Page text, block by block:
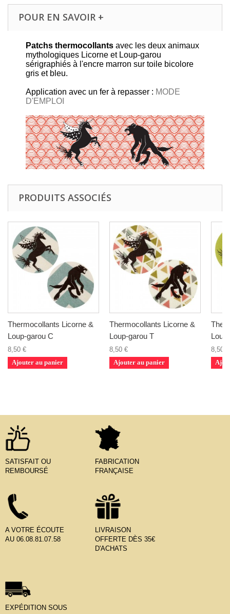
POUR EN SAVOIR +
Patchs thermocollants avec les deux animaux
mythologiques Licorne et Loup-garou
sérigraphiés à l'encre marron sur toile bicolore
gris et bleu.
Application avec un fer à repasser : MODE
D'EMPLOI
PRODUITS ASSOCIÉS
Thermocollants Licorne &
Loup-garou C
8,50 €
Ajouter au panier
Thermocollants Licorne &
Loup-garou T
8,50 €
Ajouter au panier
8,50 €
SATISFAIT OU
REMBOURSÉ
FABRICATION
FRANÇAISE
A VOTRE ÉCOUTE
AU 06.08.81.07.58
LIVRAISON
OFFERTE DÈS 35€
D'ACHATS
EXPÉDITION SOUS